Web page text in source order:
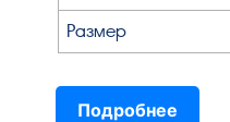
Размер
Подробнее